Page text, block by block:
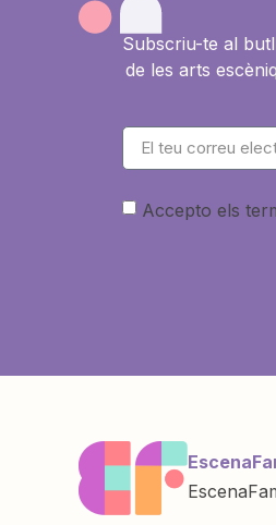
Subscriu-te al
de les arts
Accepto els